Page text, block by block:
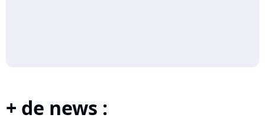
+ de news :